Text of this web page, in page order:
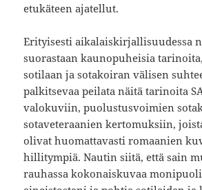
etukäteen ajatellut.
Erityisesti aikalaiskirjallisuudessa
suorastaan kaunopuheisia
sotilaan ja sotakoiran välisen
palkitsevaa peilata näitä tarinoita
valokuviin, puolustusvoimien
sotaveteraanien kertomuksiin,
olivat huomattavasti romaanien
hillitympiä. Nautin siitä, että sain
rauhassa kokonaiskuvaa